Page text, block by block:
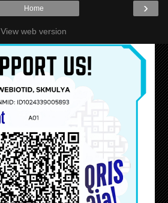
›
Home
View web version